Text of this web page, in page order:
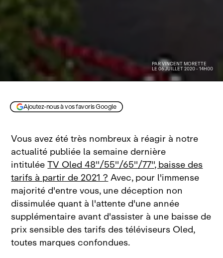
PARVINCENT MORETTE
LE 06 JUILLET 2020 - 14H00
Ajoutez-nous à vos favoris Google
Vous avez été très nombreux à réagir à notre
actualité publiée la semaine dernière
intituléeTV Oled 48''/55''/65''/77'', baisse des
tarifs à partir de 2021 ?Avec, pour l'immense
majorité d'entre vous, une déception non
dissimulée quant à l'attente d'une année
supplémentaire avant d'assister à une baisse de
prix sensible des tarifs des téléviseurs Oled,
toutes marques confondues.